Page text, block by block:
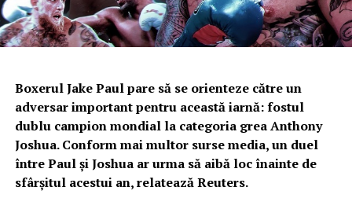
Boxerul Jake Paul pare să se orienteze către un
adversar important pentru această iarnă: fostul
dublu campion mondial la categoria grea Anthony
Joshua. Conform mai multor surse media, un duel
între Paul şi Joshua ar urma să aibă loc înainte de
sfârşitul acestui an, relatează Reuters.